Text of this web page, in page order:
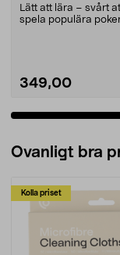
Lätt att lära – svårt
spela populära
349,00
Ovanligt bra
Kolla priset